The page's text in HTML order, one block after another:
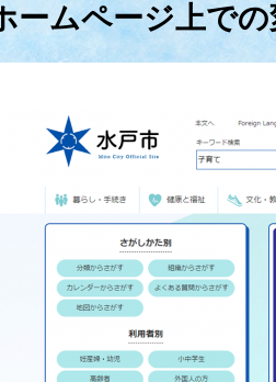
ームページ上で